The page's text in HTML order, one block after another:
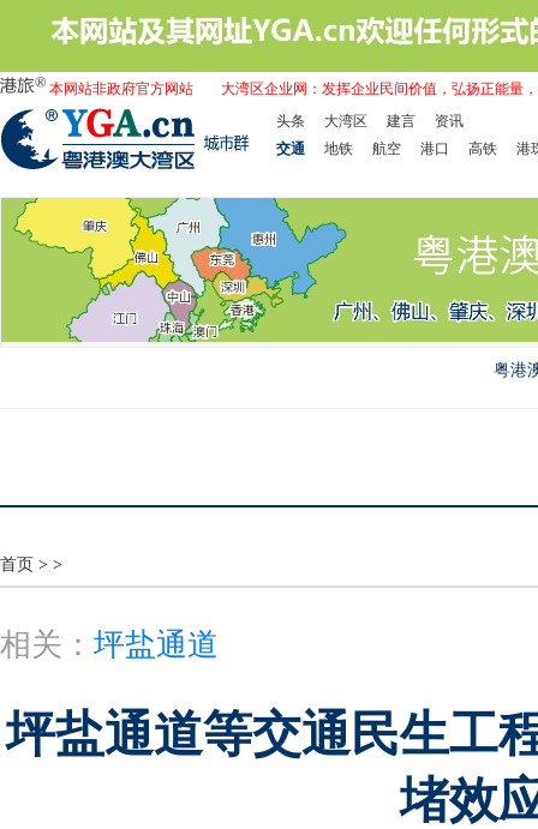
本网站非政府官方网站
大湾区企业网：发挥企业民间价值，弘扬正能量
头条
大湾区 建言
资讯
交通
地铁 航空 港口 高铁 港
粤港
首页 > >
相关： 坪盐通道
坪盐通道等交通民生工
堵效